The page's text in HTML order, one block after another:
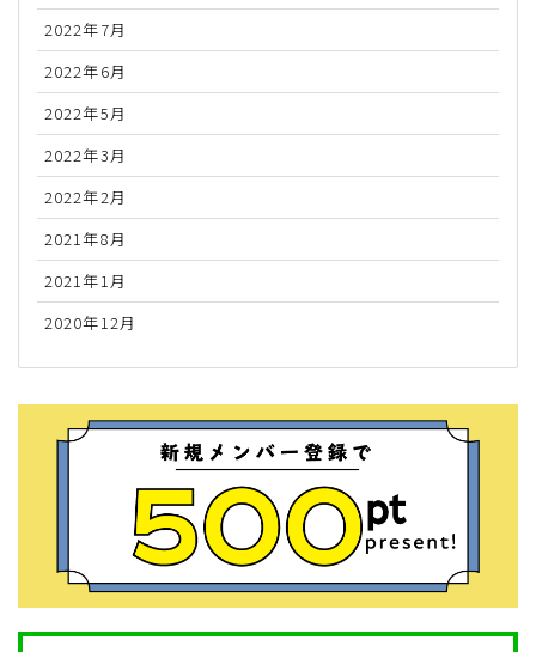
2022年7月
2022年6月
2022年5月
2022年3月
2022年2月
2021年8月
2021年1月
2020年12月